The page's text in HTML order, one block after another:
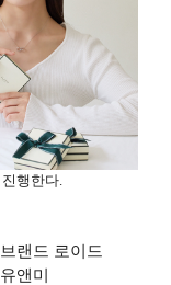
진행한다.
랜드 로이드
유앤미